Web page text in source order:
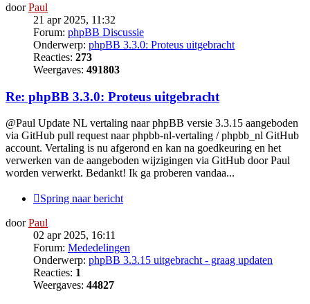
doorPaul
21 apr 2025, 11:32
Forum: phpBB Discussie
Onderwerp: phpBB 3.3.0: Proteus uitgebracht
Reacties: 273
Weergaves: 491803
Re: phpBB 3.3.0: Proteus uitgebracht
@Paul Update NL vertaling naar phpBB versie 3.3.15 aangeboden
via GitHub pull request naar phpbb-nl-vertaling / phpbb_nl GitHub
account. Vertaling is nu afgerond en kan na goedkeuring en het
verwerken van de aangeboden wijzigingen via GitHub door Paul
worden verwerkt. Bedankt! Ik ga proberen vandaa...
Spring naar bericht
doorPaul
02 apr 2025, 16:11
Forum: Mededelingen
Onderwerp: phpBB 3.3.15 uitgebracht - graag updaten
Reacties: 1
Weergaves: 44827